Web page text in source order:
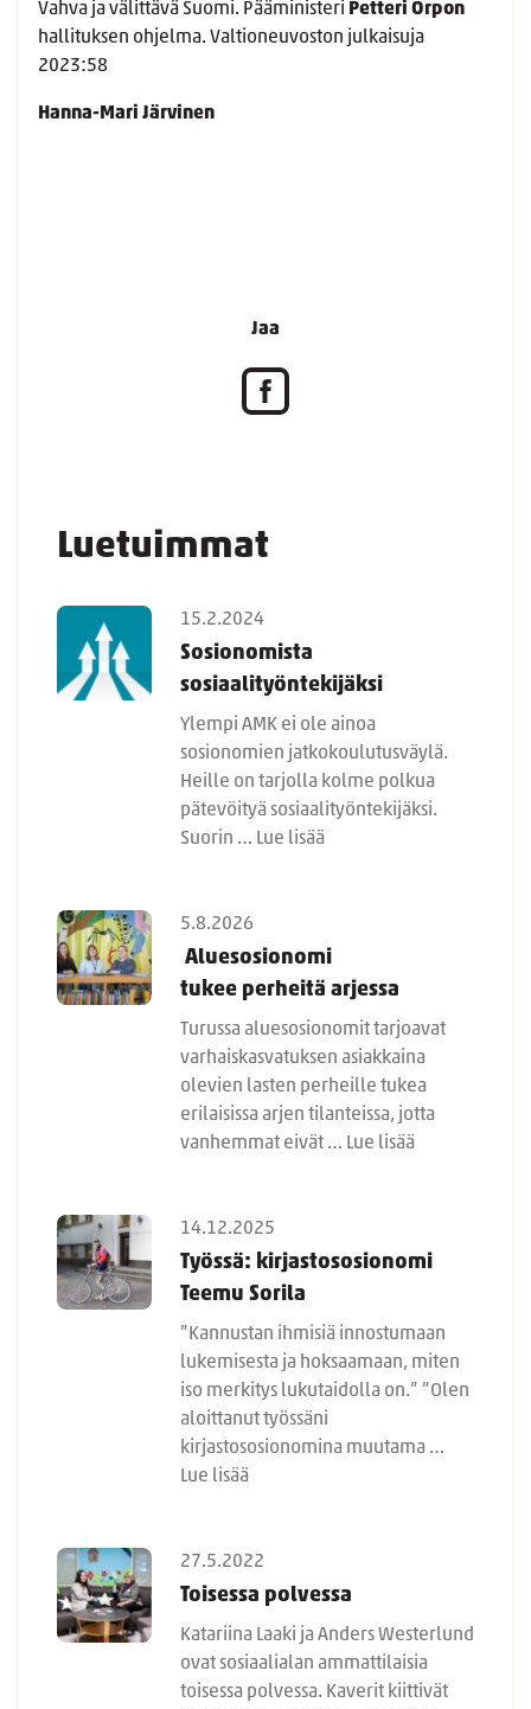
Luetuimmat
15.2.2024
Sosionomista
sosiaalityöntekijäksi
Ylempi AMK ei ole ainoa
sosionomien jatkokoulutusväylä.
Heille on tarjolla kolme polkua
pätevöityä sosiaalityöntekijäksi.
Suorin … Lue lisää
5.8.2026
Aluesosionomi
tukee perheitä arjessa
Turussa aluesosionomit tarjoavat
varhaiskasvatuksen asiakkaina
olevien lasten perheille tukea
erilaisissa arjen tilanteissa, jotta
vanhemmat eivät … Lue lisää
14.12.2025
Työssä: kirjastososionomi
Teemu Sorila
”Kannustan ihmisiä innostumaan
lukemisesta ja hoksaamaan, miten
iso merkitys lukutaidolla on.” ”Olen
aloittanut työssäni
kirjastososionomina muutama …
Lue lisää
27.5.2022
Toisessa polvessa
Katariina Laaki ja Anders Westerlund
ovat sosiaalialan ammattilaisia
toisessa polvessa. Kaverit kiittivät
Vahva ja välittävä Suomi. Pääministeri Petteri Orpon
hallituksen ohjelma. Valtioneuvoston julkaisuja
2023:58
Hanna-Mari Järvinen
Jaa